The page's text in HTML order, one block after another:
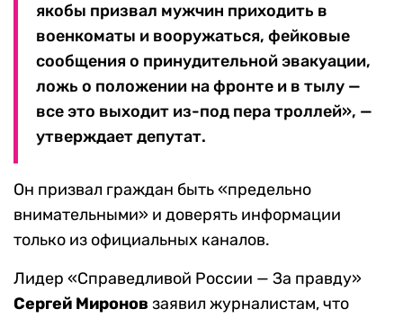
якобы призвал мужчин приходить в
военкоматы и вооружаться, фейковые
сообщения о принудительной эвакуации,
ложь о положении на фронте и в тылу —
все это выходит из-под пера троллей», —
утверждает депутат.
Он призвал граждан быть «предельно
внимательными» и доверять информации
только из официальных каналов.
Лидер «Справедливой России — За правду»
Сергей Миронов заявил журналистам, что